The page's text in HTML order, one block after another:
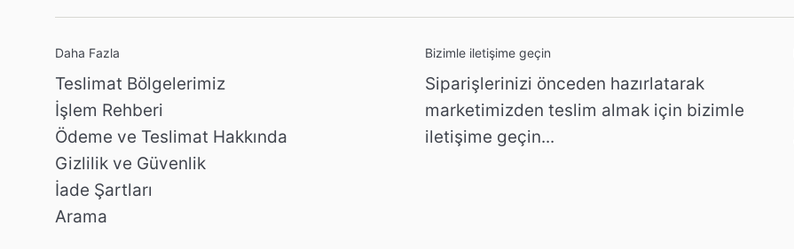
Daha Fazla
Teslimat Bölgelerimiz
İşlem Rehberi
Ödeme ve Teslimat Hakkında
Gizlilik ve Güvenlik
İade Şartları
Arama
Bizimle iletişime geçin
Siparişlerinizi önceden hazırlatarak
marketimizden teslim almak için bizimle
iletişime geçin...